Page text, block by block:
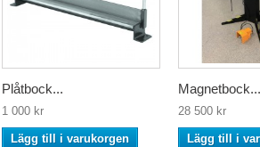
Plåtbock...
1 000 kr
Lägg till i varukorgen
Magnetbock...
28 500 kr
Lägg till i